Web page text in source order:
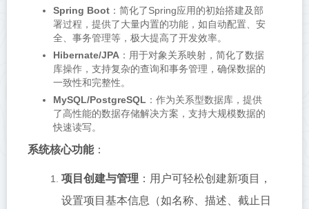
Spring Boot：简化了Spring应用的初始搭建及部
署过程，提供了大量内置的功能，如自动配置、安
全、事务管理等，极大提高了开发效率。
Hibernate/JPA：用于对象关系映射，简化了数据
库操作，支持复杂的查询和事务管理，确保数据的
一致性和完整性。
MySQL/PostgreSQL ：作为关系型数据库，提供
了高性能的数据存储解决方案，支持大规模数据的
快速读写。
系统核心功能：
项目创建与管理 ：用户可轻松创建新项目，
设置项目基本信息（如名称、描述、截止日